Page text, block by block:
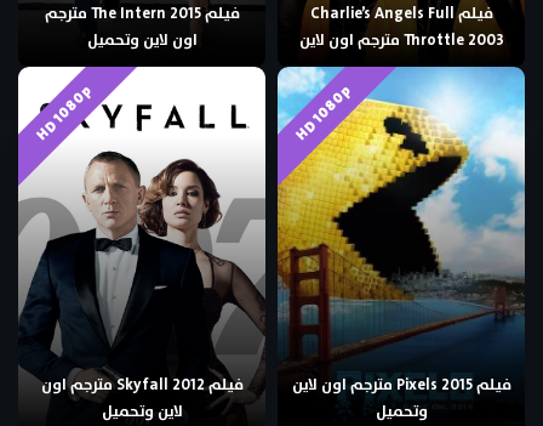
فيلم Charlie’s Angels Full
Throttle 2003 مترجم اون لاين
فيلم The Intern 2015 مترجم
اون لاين وتحميل
HD 1080p
فيلم Pixels 2015 مترجم اون لاين
وتحميل
HD 1080p
فيلم Skyfall 2012 مترجم اون
لاين وتحميل